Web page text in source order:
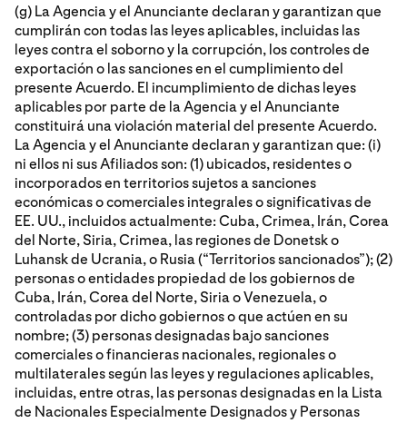
(g) La Agencia y el Anunciante declaran y garantizan que
cumplirán con todas las leyes aplicables, incluidas las
leyes contra el soborno y la corrupción, los controles de
exportación o las sanciones en el cumplimiento del
presente Acuerdo. El incumplimiento de dichas leyes
aplicables por parte de la Agencia y el Anunciante
constituirá una violación material del presente Acuerdo.
La Agencia y el Anunciante declaran y garantizan que: (i)
ni ellos ni sus Afiliados son: (1) ubicados, residentes o
incorporados en territorios sujetos a sanciones
económicas o comerciales integrales o significativas de
EE. UU., incluidos actualmente: Cuba, Crimea, Irán, Corea
del Norte, Siria, Crimea, las regiones de Donetsk o
Luhansk de Ucrania, o Rusia (“Territorios sancionados”); (2)
personas o entidades propiedad de los gobiernos de
Cuba, Irán, Corea del Norte, Siria o Venezuela, o
controladas por dicho gobiernos o que actúen en su
nombre; (3) personas designadas bajo sanciones
comerciales o financieras nacionales, regionales o
multilaterales según las leyes y regulaciones aplicables,
incluidas, entre otras, las personas designadas en la Lista
de Nacionales Especialmente Designados y Personas